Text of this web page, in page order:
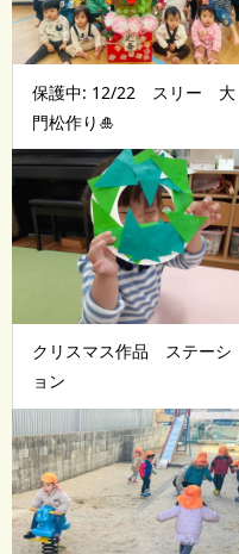
保護中: 12/22 スリー 大
門松作り🎍
クリスマス作品 ステーシ
ョン